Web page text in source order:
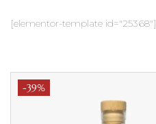
[elementor-template id="25368"]
-39%